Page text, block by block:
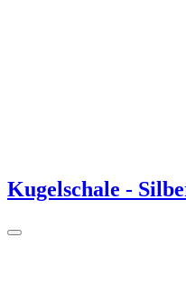
Kugelschale -